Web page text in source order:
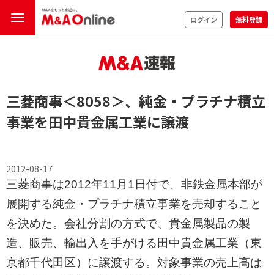
ログイン 無料登録
三菱商事＜8058＞、純金・プラチナ積立
事業を田中貴金属工業に譲渡
2012-08-17
三菱商事は2012年11月1日付で、非鉄金属本部が
展開する純金・プラチナ積立事業を売却すること
を決めた。会社分割の方式で、貴金属製品の製
造、販売、輸出入を手がける田中貴金属工業（東
京都千代田区）に譲渡する。対象事業の売上高は